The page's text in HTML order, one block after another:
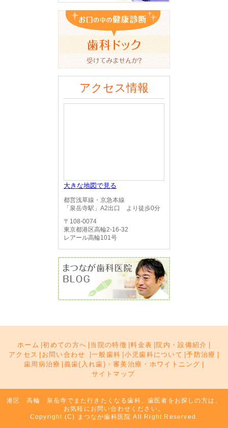
アクセス情報
大きな地図で見る
都営浅草線・京急本線
「泉岳寺駅」A2出口 より徒歩0分
〒108-0074
東京都港区高輪2-16-32
レアール高輪101号
ホーム |初めての方へ 当院の特徴 |料金表 院内・設備紹介
アクセス
お問い合わせ |一般歯科 小児歯科について |予防治療
歯周病治療
義歯(入れ歯)・審美治療・ホワイトニング
サイトマップ
港区 高輪 泉岳寺でまた行きたくなる歯科、歯医者をお探しの方は、
お気軽にお問い合わせください。
Copyright (C) まつなが歯科医院 All Right Reserved.